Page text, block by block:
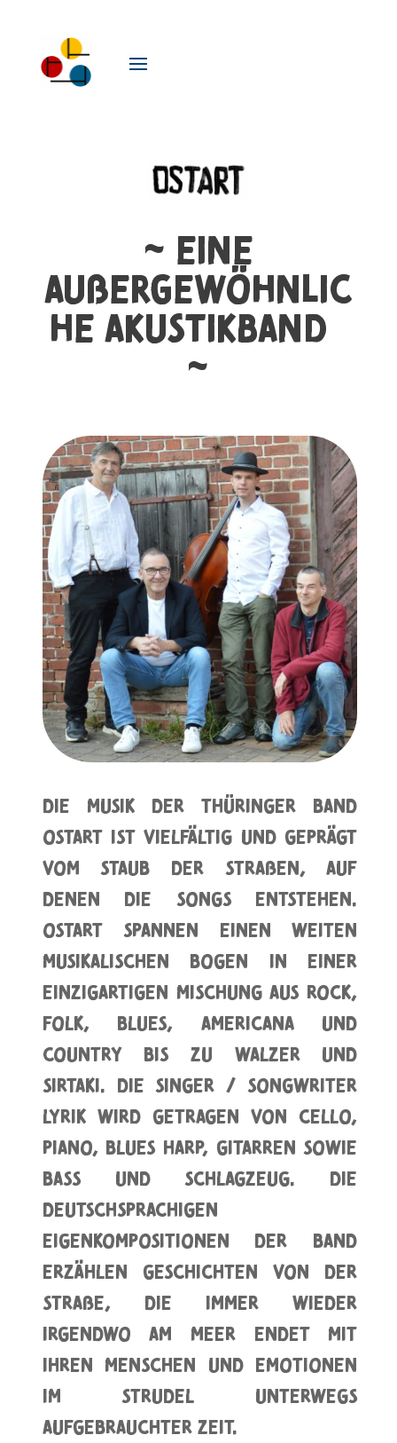
~ eine
außergewöhnlic
he Akustikband
~
Die Musik der Thüringer Band
Ostart ist vielfältig und geprägt
vom Staub der Straßen, auf
denen die Songs entstehen.
OSTART spannen einen weiten
musikalischen Bogen in einer
einzigartigen Mischung aus Rock,
Folk, Blues, Americana und
Country bis zu Walzer und
Sirtaki. Die Singer / Songwriter
Lyrik wird getragen von Cello,
Piano, Blues Harp, Gitarren sowie
Bass und Schlagzeug. Die
deutschsprachigen
Eigenkompositionen der Band
erzählen Geschichten von der
Straße, die immer wieder
irgendwo am Meer endet mit
ihren Menschen und Emotionen
im Strudel unterwegs
aufgebrauchter Zeit.